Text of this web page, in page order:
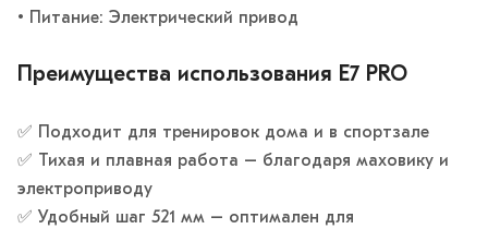
• Питание: Электрический привод
Преимущества использования E7 PRO
✅ Подходит для тренировок дома и в спортзале
✅ Тихая и плавная работа – благодаря маховику и
электроприводу
✅ Удобный шаг 521 мм – оптимален для